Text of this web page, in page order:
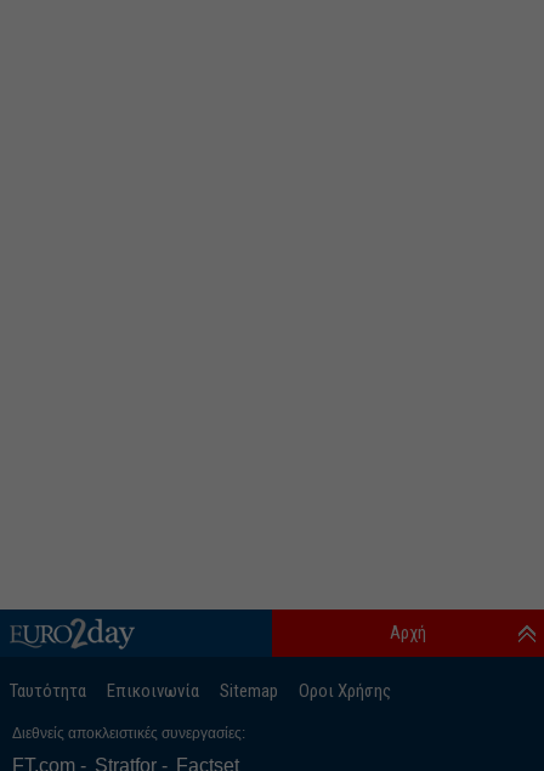
Ταυτότητα Επικοινωνία Sitemap Οροι Χρήσης
Αρχή
Διεθνείς αποκλειστικές συνεργασίες:
FT.com Stratfor Factset